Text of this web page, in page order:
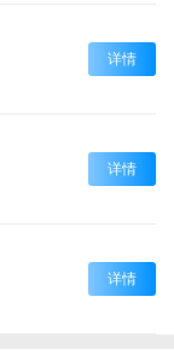
详情
详情
详情